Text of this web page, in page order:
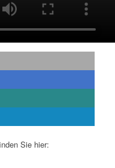
Sie hier: